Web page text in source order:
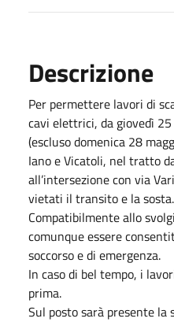
Descrizione
Per permettere lavori di
cavi elettrici, da giovedì
(escluso domenica 28
Iano e Vicatoli, nel tratto
all’intersezione con via
vietati il transito e la sosta.
Compatibilmente allo
comunque essere
soccorso e di emergenza.
In caso di bel tempo, i
prima.
Sul posto sarà presente la